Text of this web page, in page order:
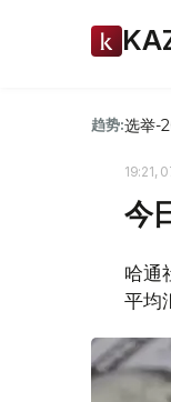
趋势:选举-
19:21,
今
哈通
平均